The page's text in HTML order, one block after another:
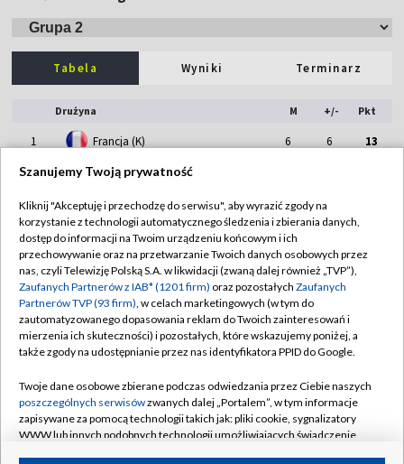
Tabela Wyniki Terminarz
Drużyna M +/- Pkt
1 Francja (K) 6 6 13
2 Holandia (K)
3 Irlandia (K) 6 0
4 Polska (K) 6 -9
TVP
Abonament TVP
Sklep TVP
Regulamin TVP
Polityka prywatności
Szanujemy Twoją prywatność
Kliknij "Akceptuję i przechodzę do serwisu", aby wyrazić zgody na
korzystanie z technologii automatycznego śledzenia i zbierania danych,
dostęp do informacji na Twoim urządzeniu końcowym i ich
przechowywanie oraz na przetwarzanie Twoich danych osobowych przez
nas, czyli Telewizję Polską S.A. w likwidacji (zwaną dalej również „TVP”),
Zaufanych Partnerów z IAB* (1201 firm) oraz pozostałych Zaufanych
Partnerów TVP (93 firm), w celach marketingowych (w tym do
zautomatyzowanego dopasowania reklam do Twoich zainteresowań i
mierzenia ich skuteczności) i pozostałych, które wskazujemy poniżej, a
także zgody na udostępnianie przez nas identyfikatora PPID do Google.
Twoje dane osobowe zbierane podczas odwiedzania przez Ciebie naszych
poszczególnych serwisówzwanych dalej „Portalem”, w tym informacje
zapisywane za pomocą technologii takich jak: pliki cookie, sygnalizatory
WWW lub innych podobnych technologii umożliwiających świadczenie